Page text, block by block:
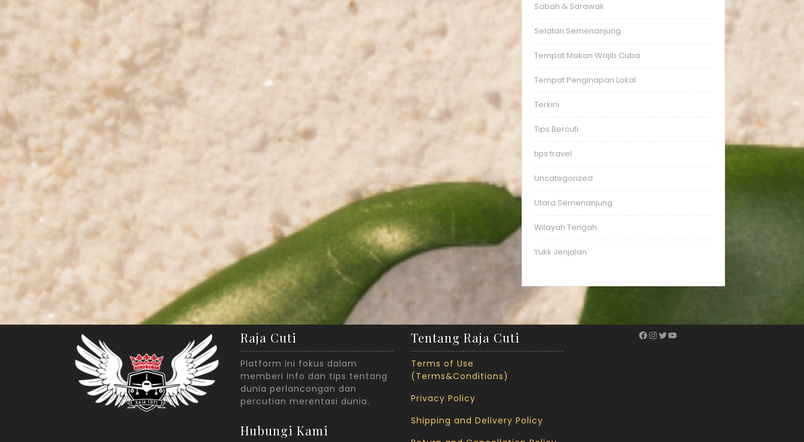
Sabah & Sarawak
Selatan Semenanjung
Tempat Makan Wajib Cuba
Tempat Penginapan Lokal
Terkini
Tips Bercuti
tips travel
Uncategorized
Utara Semenanjung
Wilayah Tengah
Yukk Jenjalan
Raja Cuti
Platform ini fokus dalam
memberi info dan tips tentang
dunia perlancongan dan
percutian merentasi dunia.
Hubungi Kami
Tentang Raja Cuti
Terms of Use
(Terms&Conditions)
Privacy Policy
Shipping and Delivery Policy